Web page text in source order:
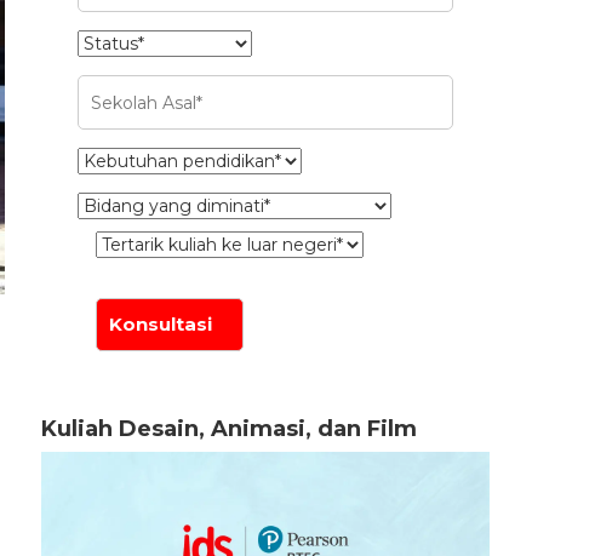
Kuliah Desain, Animasi, dan Film